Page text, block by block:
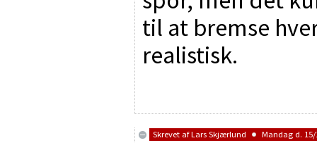
til at bremse
realistisk.
Skrevet afLars Skjærlund Mandag d. 15/